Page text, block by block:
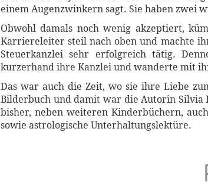
einem Augenzwinkern sagt. Sie haben zwei
Obwohl damals noch wenig akzeptiert,
Karriereleiter steil nach oben und machte
Steuerkanzlei sehr erfolgreich tätig.
kurzerhand ihre Kanzlei und wanderte mit
Das war auch die Zeit, wo sie ihre Liebe
Bilderbuch und damit war die Autorin Silvia
bisher, neben weiteren Kinderbüchern,
sowie astrologische Unterhaltungslektüre.